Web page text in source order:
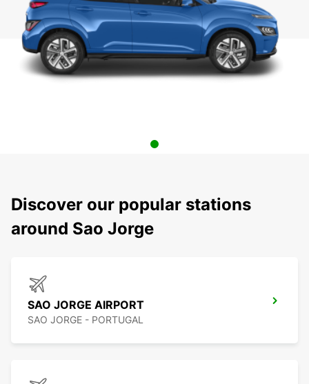
Discover our popular stations
around Sao Jorge
SAO JORGE AIRPORT
SAO JORGE - PORTUGAL